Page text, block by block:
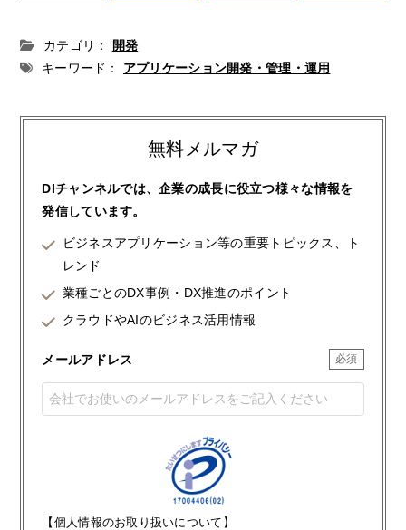
カテゴリ：
開発
キーワード：
アプリケーション開発・管理・運用
無料メルマガ
DIチャンネルでは、企業の成長に役立つ様々な情報を
発信しています。
ビジネスアプリケーション等の重要トピックス、ト
レンド
業種ごとのDX事例・DX推進のポイント
クラウドやAIのビジネス活用情報
メールアドレス
【個人情報のお取り扱いについて】